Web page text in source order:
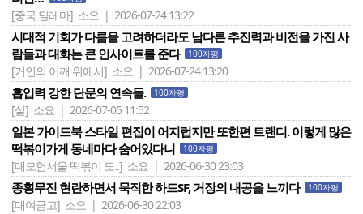
[중국 딜레마] 소요 | 2026-07-24 13:22
시대적 기회가 다름을 고려하더라도 남다른 추진력과 비전을 가진 사
람들과 대화는 큰 인사이트를 준다
100자평
[거인의 어깨 위에서] 소요 | 2026-07-24 13:20
흡입력 강한 단문의 연속들. 100자평
[살] 소요 | 2026-07-05 11:52
일본 가이드북 스타일 편집이 어지럽지만 또한편 트랜디. 이렇게 많은
떡볶이가게 동네마다 숨어있다니
100자평
[대모험서울 떡볶이 도..] 소요 | 2026-06-30 23:03
종횡무진 현란하면서 묵직한 하드SF, 거장의 내공을 느끼다 100자평
[대여금고] 소요 | 2026-06-30 22:03